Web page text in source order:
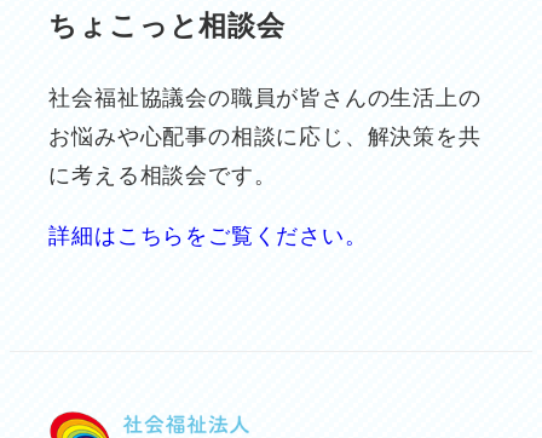
ちょこっと相談会
社会福祉協議会の職員が皆さんの生活上の
お悩みや心配事の相談に応じ、解決策を共
に考える相談会です。
詳細はこちらをご覧ください。